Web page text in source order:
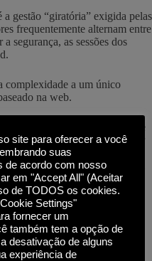
gestão “giratória” exigida pelas
frequentemente alternam entre
segurança, as sessões dos
complexidade a um único
na web.
Gerencie aplicativos Windows e
de hipervisor a partir
os softwares antigos exigem
o Inuvika foi projetado
possam se tornar
Inicie milhares de desktops
questão de horas, e não
provisionamento integradas.
site para oferecer a você
suas
de acordo com nosso
em "Accept All" (Aceitar
de TODOS os cookies.
Settings"
fornecer um
também tem a opção de
desativação de alguns
experiência de